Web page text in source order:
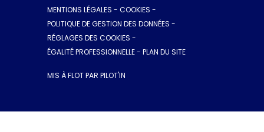
MENTIONS LÉGALES - COOKIES -
POLITIQUE DE GESTION DES DONNÉES -
RÉGLAGES DES COOKIES -
ÉGALITÉ PROFESSIONNELLE - PLAN DU SITE
MIS À FLOT PAR PILOT'IN